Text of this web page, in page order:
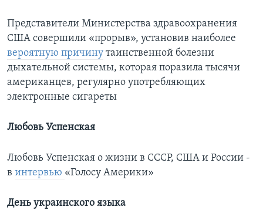
Представители Министерства здравоохранения
США совершили «прорыв», установив наиболее
вероятную причину таинственной болезни
дыхательной системы, которая поразила тысячи
американцев, регулярно употребляющих
электронные сигареты
Любовь Успенская
Любовь Успенская о жизни в СССР, США и России -
в интервью «Голосу Америки»
День украинского языка